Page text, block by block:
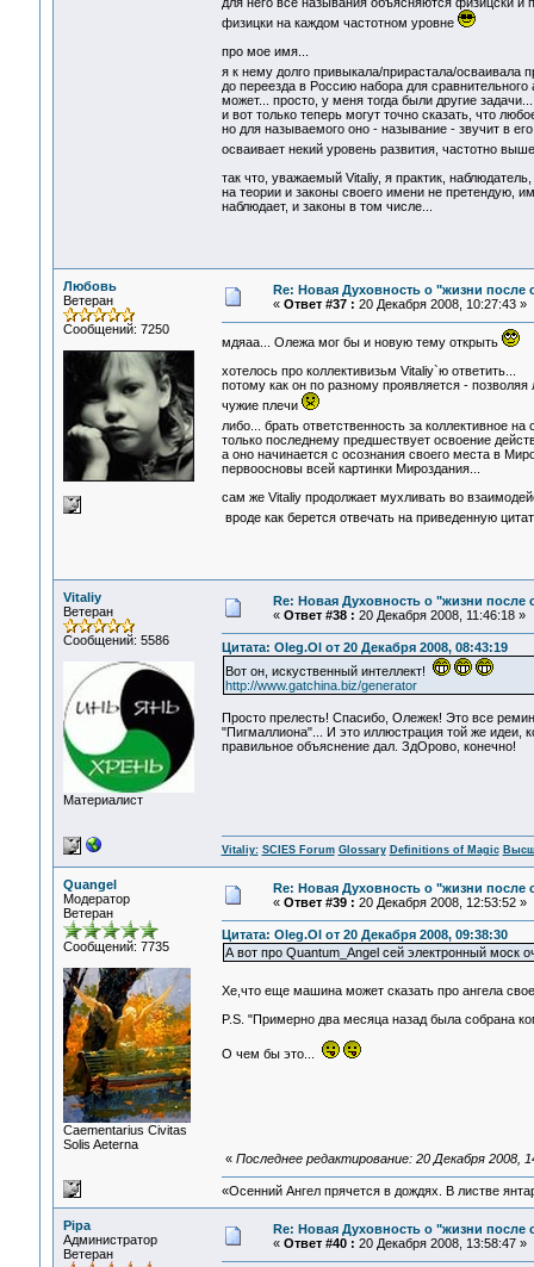
физицки на каждом частотном уровне
про мое имя...
я к нему долго привыкала/прирастала/
до переезда в Россию набора для
может... просто, у меня тогда были другие задачи...
и вот только теперь могут точно сказать, что
но для называемого оно - называние - звучит в
осваивает некий уровень развития, частотно
так что, уважаемый Vitaliy, я практик,
на теории и законы своего имени не претендую,
наблюдает, и законы в том числе...
Любовь
Ветеран
Сообщений: 7250
Re: Новая Духовность о "жизни после
« Ответ #37 : 20 Декабря 2008, 10:27:43 »
мдяаа... Олежа мог бы и новую тему открыть
хотелось про коллективизьм Vitaliy`ю ответить...
потому как он по разному проявляется -
чужие плечи
либо... брать ответственность за коллективное на
только последнему предшествует освоение
а оно начинается с осознания своего места в
первоосновы всей картинки Мироздания...
сам же Vitaliy продолжает мухливать во
вроде как берется отвечать на приведенную
Vitaliy
Ветеран
Сообщений: 5586
Материалист
Re: Новая Духовность о "жизни после
« Ответ #38 : 20 Декабря 2008, 11:46:18 »
Цитата: Oleg.Ol от 20 Декабря 2008, 08:43:19
Вот он, искуственный интеллект!
http://www.gatchina.biz/generator
Просто прелесть! Спасибо, Олежек! Это все
"Пигмаллиона"... И это иллюстрация той же идеи,
правильное объяснение дал. ЗдОрово, конечно!
Vitaliy: SCIES Forum Glossary Definitions of Magic
Quangel
Модератор
Ветеран
Сообщений: 7735
Сaementarius Civitas
Solis Aeterna
Re: Новая Духовность о "жизни после
« Ответ #39 : 20 Декабря 2008, 12:53:52 »
Цитата: Oleg.Ol от 20 Декабря 2008, 09:38:30
А вот про Quantum_Angel сей электронный моск
Хе,что еще машина может сказать про ангела
P.S. "Примерно два месяца назад была собрана
О чем бы это...
« Последнее редактирование: 20 Декабря 2008,
«Осенний Ангел прячется в дождях. В листве
Pipa
Администратор
Ветеран
Re: Новая Духовность о "жизни после
« Ответ #40 : 20 Декабря 2008, 13:58:47 »